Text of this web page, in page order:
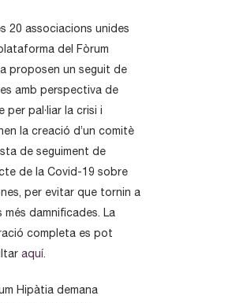
20 associacions unides
del Fòrum
proposen un seguit de
amb perspectiva de
per pal·liar la crisi i
la creació d’un comitè
de seguiment de
de la Covid-19 sobre
per evitar que tornin a
més damnificades. La
completa es pot
aquí.
Hipàtia demana